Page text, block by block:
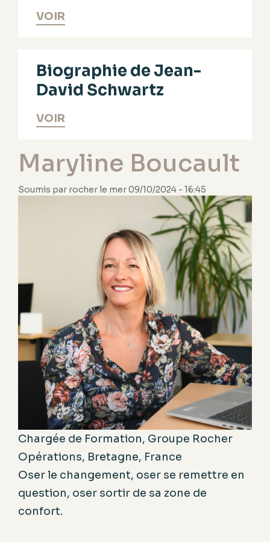
VOIR
Biographie de Jean-
David Schwartz
VOIR
Maryline Boucault
Soumis par rocherle mer 09/10/2024 - 16:45
Chargée de Formation, Groupe Rocher
Opérations, Bretagne, France
Oser le changement, oser se remettre en
question, oser sortir de sa zone de
confort.